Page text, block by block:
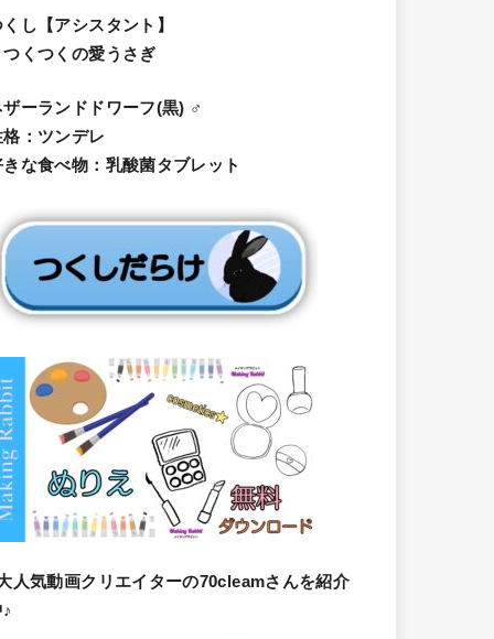
くし【アシスタント】
つくつくの愛うさぎ
ザーランドドワーフ(黒) ♂
格：ツンデレ
きな食べ物：乳酸菌タブレット
人気動画クリエイターの70cleamさんを紹介